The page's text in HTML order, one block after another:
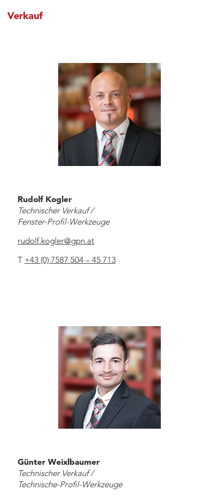
Verkauf
Rudolf Kogler
Technischer Verkauf /
Fenster-Profil-Werkzeuge
rudolf.kogler@gpn.at
T +43 (0) 7587 504 – 45 713
Günter Weixlbaumer
Technischer Verkauf /
Technische-Profil-Werkzeuge